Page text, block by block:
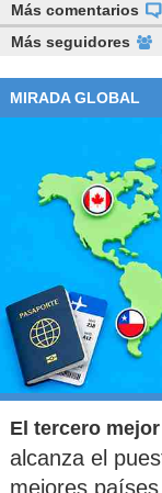
Más comentarios
Más seguidores
MIRADA GLOBAL
El tercero
alcanza el
mejores